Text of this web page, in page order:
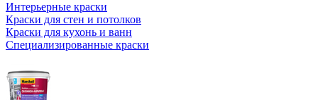
Интерьерные краски
Краски для стен и потолков
Краски для кухонь и ванн
Специализированные краски